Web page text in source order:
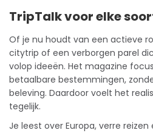
TripTalk voor elke
Of je nu houdt van een actieve
citytrip of een verborgen parel
volop ideeën. Het magazine
betaalbare bestemmingen,
beleving. Daardoor voelt het
tegelijk.
Je leest over Europa, verre